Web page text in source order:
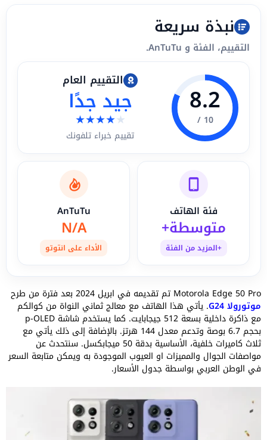
نبذة سريعة
التقييم، الفئة و AnTuTu.
8.2
10 /
التقييم العام
جيد جدًا
★★★★★
تقييم خبراء تلفونك
فئة الهاتف
متوسطة+
+المزيد من الفئة
AnTuTu
N/A
الأداء على انتوتو
Motorola Edge 50 Pro تم تقديمه في ابريل 2024 بعد فترة من طرح
موتورولا G24 . يأتي هذا الهاتف مع معالج ثماني النواة من كوالكم
مع ذاكرة داخلية بسعة 512 جيجابايت. كما يستخدم شاشة p-OLED
بحجم 6.7 بوصة وتدعم معدل 144 هرتز. بالإضافة إلى ذلك يأتي مع
ثلاث كاميرات خلفية، الأساسية بدقة 50 ميجابكسل. سنتحدث عن
مواصفات الجوال والمميزات او العيوب الموجودة به ويمكن متابعة السعر
في الوطن العربي بواسطة جدول الأسعار.